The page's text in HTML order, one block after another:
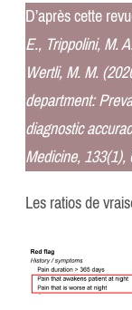
D’après cette
E., Trippolini, M.
Wertli, M. M.
department:
diagnostic
Medicine,
Les ratios de